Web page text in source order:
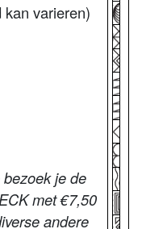
varieren)
je de
met €7,50
andere